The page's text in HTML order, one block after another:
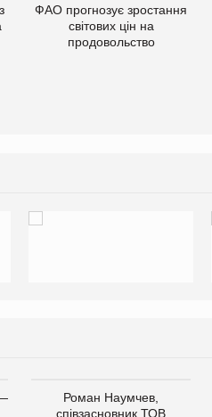
ФАО прогнозує зростання
світових цін на
продовольство
Роман Наумчев,
співзасновник ТОВ